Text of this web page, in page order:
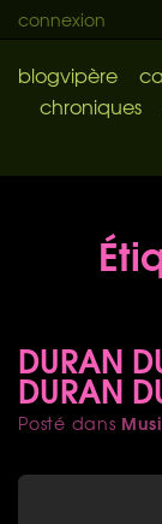
connexion
blogvipère
chroniques
DURAN
DURAN
Posté dans